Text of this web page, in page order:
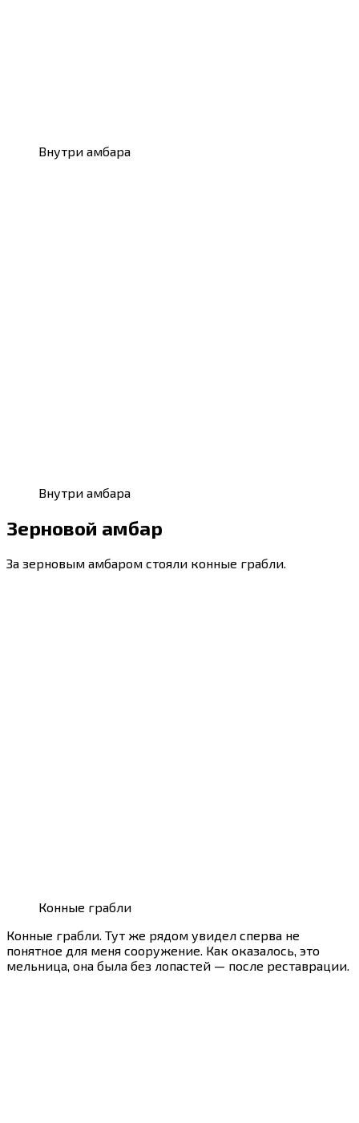
Внутри амбара
Внутри амбара
Зерновой амбар
За зерновым амбаром стояли конные грабли.
Конные грабли
Конные грабли. Тут же рядом увидел сперва не
понятное для меня сооружение. Как оказалось, это
мельница, она была без лопастей — после реставрации.